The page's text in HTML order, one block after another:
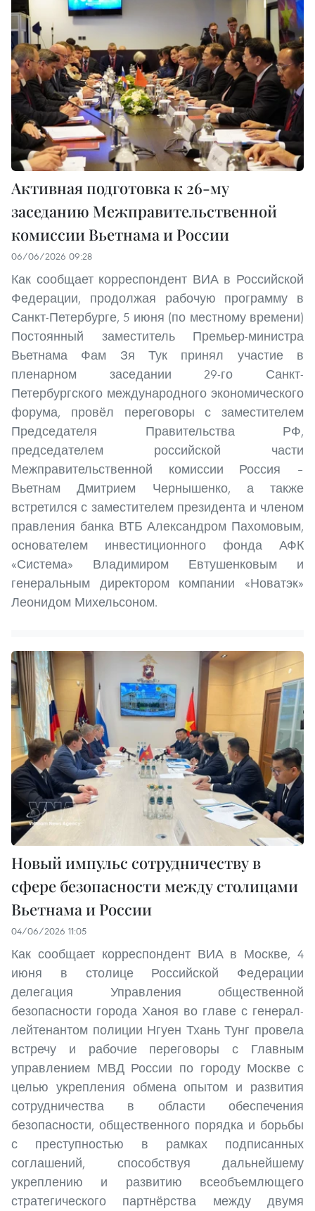
Активная подготовка к 26-му
заседанию Межправительственной
комиссии Вьетнама и России
06/06/2026 09:28
Как сообщает корреспондент ВИА в Российской
Федерации, продолжая рабочую программу в
Санкт-Петербурге, 5 июня (по местному времени)
Постоянный заместитель Премьер-министра
Вьетнама Фам Зя Тук принял участие в
пленарном заседании 29-го Санкт-
Петербургского международного экономического
форума, провёл переговоры с заместителем
Председателя Правительства РФ,
председателем российской части
Межправительственной комиссии Россия –
Вьетнам Дмитрием Чернышенко, а также
встретился с заместителем президента и членом
правления банка ВТБ Александром Пахомовым,
основателем инвестиционного фонда АФК
«Система» Владимиром Евтушенковым и
генеральным директором компании «Новатэк»
Леонидом Михельсоном.
Новый импульс сотрудничеству в
сфере безопасности между столицами
Вьетнама и России
04/06/2026 11:05
Как сообщает корреспондент ВИА в Москве, 4
июня в столице Российской Федерации
делегация Управления общественной
безопасности города Ханоя во главе с генерал-
лейтенантом полиции Нгуен Тхань Тунг провела
встречу и рабочие переговоры с Главным
управлением МВД России по городу Москве с
целью укрепления обмена опытом и развития
сотрудничества в области обеспечения
безопасности, общественного порядка и борьбы
с преступностью в рамках подписанных
соглашений, способствуя дальнейшему
укреплению и развитию всеобъемлющего
стратегического партнёрства между двумя